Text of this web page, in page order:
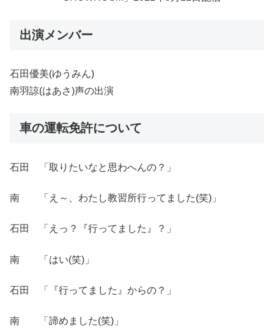
出演メンバー
石田優美(ゆうみん)
南羽諒(はあさ)声の出演
車の運転免許について
石田 「取りたいなと思わへんの？」
南 「え～、わたし教習所行ってました(笑)」
石田 「えっ？『行ってました』？」
南 「はい(笑)」
石田 「『行ってました』からの？」
南 「諦めました(笑)」